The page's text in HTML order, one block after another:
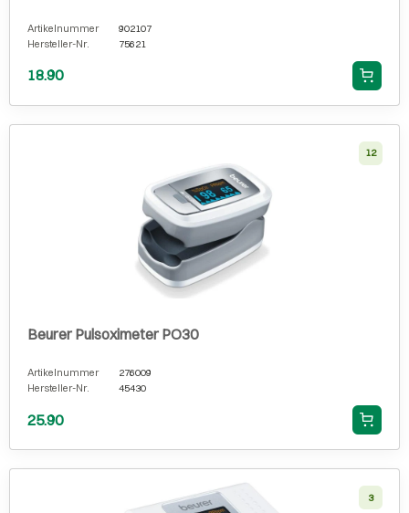
Artikelnummer
902107
Hersteller-Nr.
75621
18.90
12
Beurer Pulsoximeter PO30
Artikelnummer
276009
Hersteller-Nr.
45430
25.90
3